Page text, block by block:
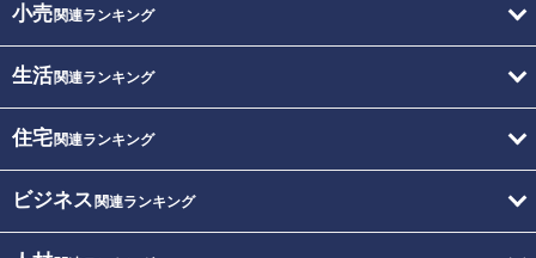
小売関連ランキング
生活関連ランキング
住宅関連ランキング
ビジネス 関連ランキング